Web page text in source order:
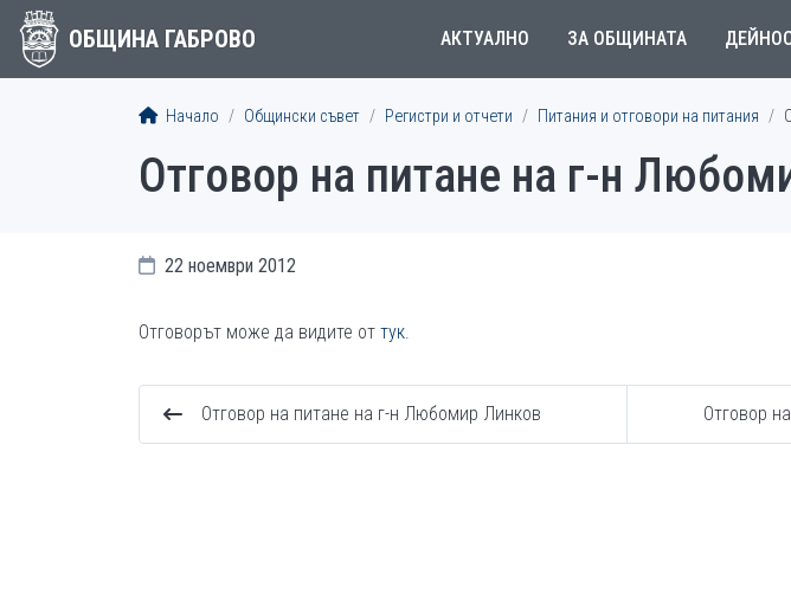
ОБЩИНА ГАБРОВО АКТУАЛНО ЗА ОБЩИНАТА
Начало Общински съвет Регистри и отчети Питания и отговори на питания
Отговор на питане на г-н
22 ноември 2012
Отговорът може да видите от тук.
Отговор на питане на г-н Любомир Линков Отговор